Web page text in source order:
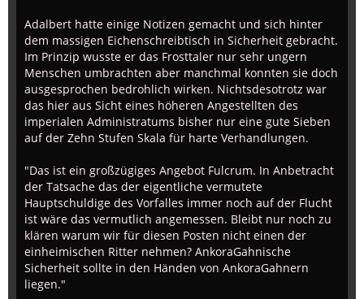
Adalbert hatte einige Notizen gemacht und sich hinter
dem massigen Eichenschreibtisch in Sicherheit gebracht.
Im Prinzip wusste er das Frosttaler nur sehr ungern
Menschen umbrachten aber manchmal konnten sie doch
ausgesprochen bedrohlich wirken. Nichtsdesotrotz war
das hier aus Sicht eines höheren Angestellten des
imperialen Administratums bisher nur eine gute Sieben
auf der Zehn Stufen Skala für harte Verhandlungen.
"Das ist ein großzügiges Angebot Fulcrum. In Anbetracht
der Tatsache das der eigentliche vermutete
Hauptschuldige des Vorfalles immer noch auf der Flucht
ist wäre das vermutlich angemessen. Bleibt nur noch zu
klären warum wir für diesen Posten nicht einen der
einheimischen Ritter nehmen? AnkoraGahnische
Sicherheit sollte in den Händen von AnkoraGahnern
liegen."